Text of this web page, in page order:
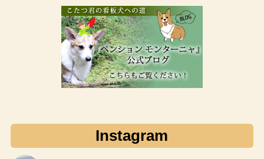
Instagram